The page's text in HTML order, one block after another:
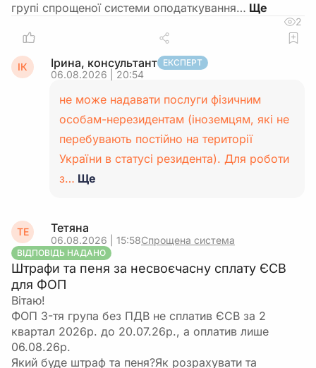
групі спрощеної системи оподаткування…
2
ІК Ірина, консультант ЕКСПЕРТ
06.08.2026 | 20:54
не може надавати послуги фізичним
особам-нерезидентам (іноземцям, які не
перебувають постійно на території
України в статусі резидента). Для роботи
з… Ще
ТЕ Тетяна
06.08.2026 | 15:58Спрощена система
ВІДПОВІДЬ НАДАНО
Штрафи та пеня за несвоєчасну сплату ЄСВ
для ФОП
Вітаю!
ФОП 3-тя група без ПДВ не сплатив ЄСВ за 2
квартал 2026р. до 20.07.26р., а оплатив лише
06.08.26р.
Який буде штраф та пеня?Як розрахувати та